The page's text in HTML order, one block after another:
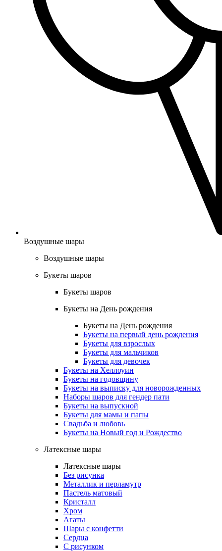
Воздушные шары
Воздушные шары
Букеты шаров
Букеты шаров
Букеты на День рождения
Букеты на День рождения
Букеты на первый день рождения
Букеты для взрослых
Букеты для мальчиков
Букеты для девочек
Букеты на Хеллоуин
Букеты на годовщину
Букеты на выписку для новорожденных
Наборы шаров для гендер пати
Букеты на выпускной
Букеты для мамы и папы
Свадьба и любовь
Букеты на Новый год и Рождество
Латексные шары
Латексные шары
Без рисунка
Металлик и перламутр
Пастель матовый
Кристалл
Хром
Агаты
Шары с конфетти
Сердца
С рисунком